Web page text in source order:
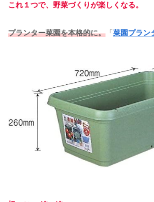
これ１つで、野菜づくりが楽しくなる。
プランター菜園を本格的に。 「菜園プラン